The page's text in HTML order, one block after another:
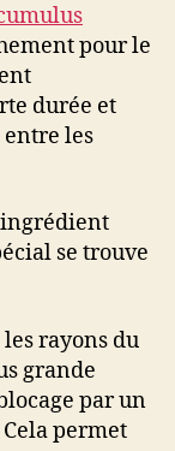
pour le
durée et
les
se trouve
rayons du
grande
par un
permet